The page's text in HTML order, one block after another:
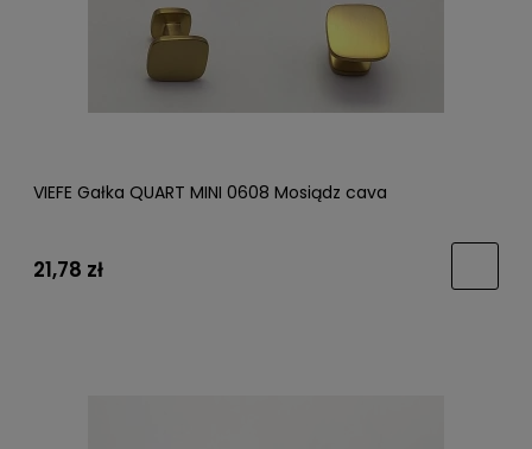
VIEFE Gałka QUART MINI 0608 Mosiądz cava
21,78 zł